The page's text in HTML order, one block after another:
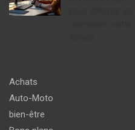
Achats
Auto-Moto
bien-être